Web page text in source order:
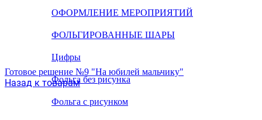
ОФОРМЛЕНИЕ МЕРОПРИЯТИЙ
ФОЛЬГИРОВАННЫЕ ШАРЫ
Цифры
Фольга без рисунка
Фольга с рисунком
Готовое решение №9 "На юбилей мальчику"
Назад к товарам